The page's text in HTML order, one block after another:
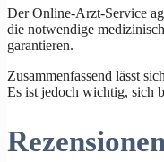
Der Online-Arzt-Service
die notwendige
garantieren.
Zusammenfassend lässt
Es ist jedoch wichtig, sich